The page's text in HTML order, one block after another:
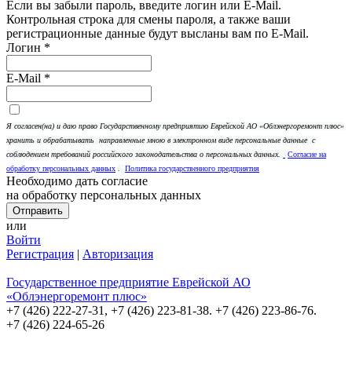
Если вы забыли пароль, введите логин или E-Mail.
Контрольная строка для смены пароля, а также ваши
регистрационные данные будут высланы вам по E-Mail.
Логин *
E-Mail *
Я согласен(на) и даю право Государственному предприятию Еврейской АО «Облэнергоремонт плюс»
хранить и обрабатывать направленные мною в электронном виде персональные данные с
соблюдением требований российского законодательства о персональных данных.
Согласие на
обработку персональных данных
Политика государственного предприятия
Необходимо дать согласие
на обработку персональных данных
или
Войти
Регистрация | Авторизация
Государственное предприятие Еврейской АО
«Облэнергоремонт плюс»
+7 (426) 222-27-31, +7 (426) 223-81-38. +7 (426) 223-86-76.
+7 (426) 224-65-26